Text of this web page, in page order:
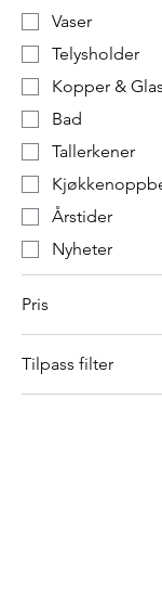
Vaser
Telysholder
Kopper &
Bad
Tallerkener
Årstider
Nyheter
Pris
25 kr
Tilpass filter